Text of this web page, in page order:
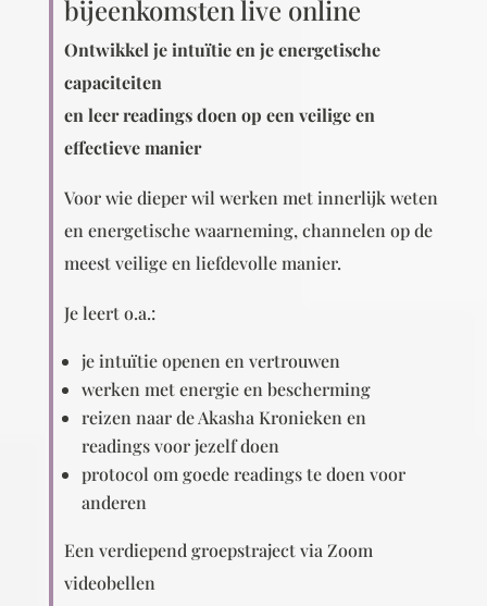
bijeenkomsten live online
Ontwikkel je intuïtie en je energetische
capaciteiten
en leer readings doen op een veilige en
effectieve manier
Voor wie dieper wil werken met innerlijk weten
en energetische waarneming, channelen op de
meest veilige en liefdevolle manier.
Je leert o.a.:
je intuïtie openen en vertrouwen
werken met energie en bescherming
reizen naar de Akasha Kronieken en
readings voor jezelf doen
protocol om goede readings te doen voor
anderen
Een verdiepend groepstraject via Zoom
videobellen